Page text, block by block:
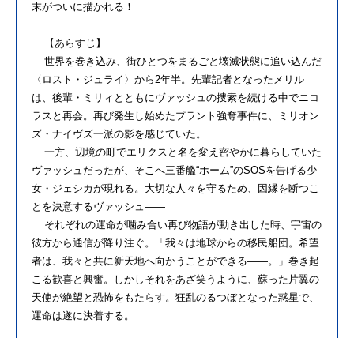
末がついに描かれる！
【あらすじ】
世界を巻き込み、街ひとつをまるごと壊滅状態に追い込んだ
〈ロスト・ジュライ〉から2年半。先輩記者となったメリル
は、後輩・ミリィとともにヴァッシュの捜索を続ける中でニコ
ラスと再会。再び発生し始めたプラント強奪事件に、ミリオン
ズ・ナイヴズ一派の影を感じていた。
一方、辺境の町でエリクスと名を変え密やかに暮らしていた
ヴァッシュだったが、そこへ三番艦“ホーム”のSOSを告げる少
女・ジェシカが現れる。大切な人々を守るため、因縁を断つこ
とを決意するヴァッシュ――
それぞれの運命が噛み合い再び物語が動き出した時、宇宙の
彼方から通信が降り注ぐ。「我々は地球からの移民船団。希望
者は、我々と共に新天地へ向かうことができる――。」巻き起
こる歓喜と興奮。しかしそれをあざ笑うように、蘇った片翼の
天使が絶望と恐怖をもたらす。狂乱のるつぼとなった惑星で、
運命は遂に決着する。